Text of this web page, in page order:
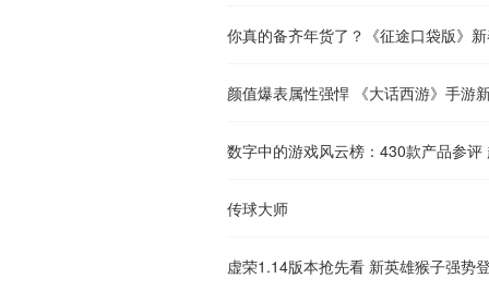
你真的备齐年货了？《征途口袋版》
颜值爆表属性强悍 《大话西游》手游
数字中的游戏风云榜：430款产品参
传球大师
虚荣1.14版本抢先看 新英雄猴子强势